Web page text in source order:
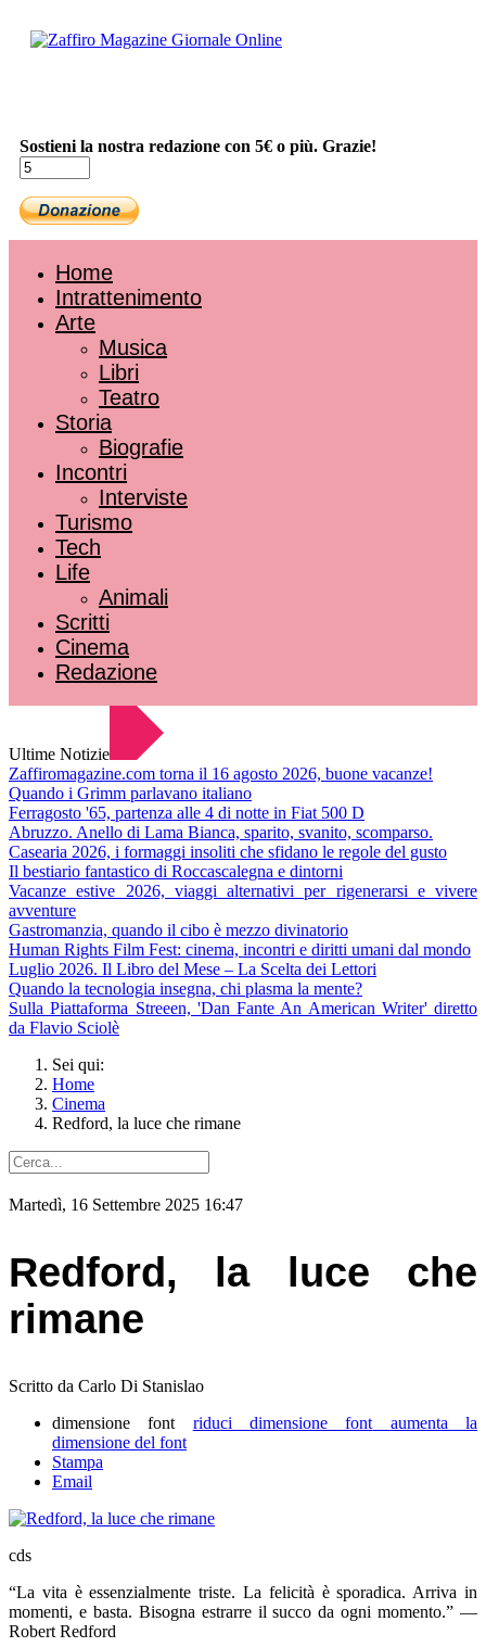
Sostieni la nostra redazione con 5€ o più. Grazie!
Home
Intrattenimento
Arte
Musica
Libri
Teatro
Storia
Biografie
Incontri
Interviste
Turismo
Tech
Life
Animali
Scritti
Cinema
Redazione
Ultime Notizie
Zaffiromagazine.com torna il 16 agosto 2026, buone vacanze!
Quando i Grimm parlavano italiano
Ferragosto '65, partenza alle 4 di notte in Fiat 500 D
Abruzzo. Anello di Lama Bianca, sparito, svanito, scomparso.
Casearia 2026, i formaggi insoliti che sfidano le regole del gusto
Il bestiario fantastico di Roccascalegna e dintorni
Vacanze estive 2026, viaggi alternativi per rigenerarsi e vivere
avventure
Gastromanzia, quando il cibo è mezzo divinatorio
Human Rights Film Fest: cinema, incontri e diritti umani dal mondo
Luglio 2026. Il Libro del Mese – La Scelta dei Lettori
Quando la tecnologia insegna, chi plasma la mente?
Sulla Piattaforma Streeen, 'Dan Fante An American Writer' diretto
da Flavio Sciolè
Sei qui:
Home
Cinema
Redford, la luce che rimane
Martedì, 16 Settembre 2025 16:47
Redford, la luce che
rimane
Scritto da Carlo Di Stanislao
dimensione font
riduci dimensione font
aumenta la
dimensione del font
Stampa
Email
cds
“La vita è essenzialmente triste. La felicità è sporadica. Arriva in
momenti, e basta. Bisogna estrarre il succo da ogni momento.” —
Robert Redford